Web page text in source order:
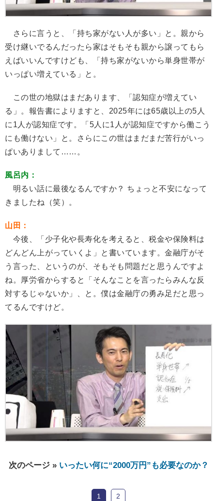
さらに言うと、「持ち家がない人が多い」と。親から
受け継いでるんだったら家はそもそも親から譲ってもら
えばいいんですけども、「持ち家がないから単身世帯が
いっぱい増えている」と。
この世の地獄はまだあります、「認知症が増えてい
る」。報告書によりますと、2025年には65歳以上の5人
に1人が認知症です。「5人に1人が認知症ですから働こう
にも働けない」と。さらにこの世はまだまだ苦行がいっ
ぱいありまして……。
風呂内：
明るい話に最後なるんですか？ ちょっと不安になって
きましたね（笑）。
山田：
今後、「少子化や長寿化を考えると、税金や保険料は
どんどん上がっていくよ」と書いています。金融庁がそ
う言った、というのが、そもそも問題だと思うんですよ
ね。厚労省からすると「そんなことを言ったらみんな反
対するじゃないか」、と。僕は金融庁の勇み足だと思っ
てるんですけど。
次のページ » いったい何に“2000万円”も必要なのか？
1 2